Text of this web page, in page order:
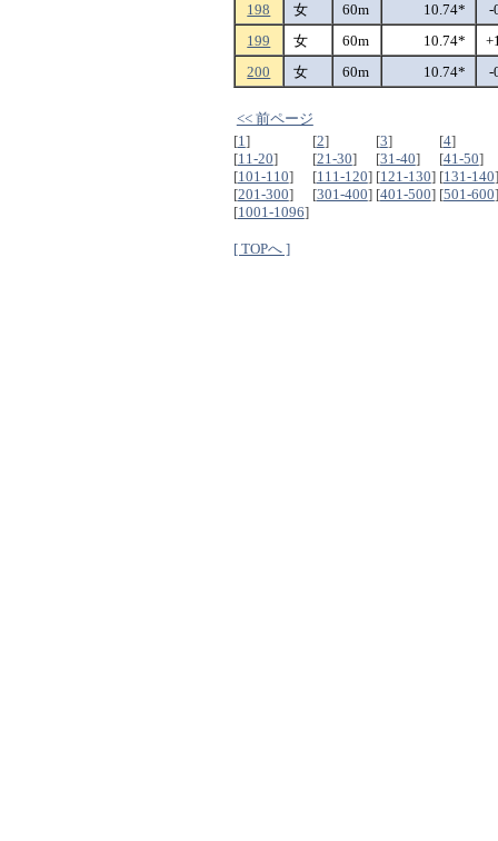
198
女 60m 10.74*
-
199
女 60m 10.74*
200
女 60m 10.74* -
<< 前ページ
[1] [2] [3] [4]
[11-20] [21-30] [31-40] [41-50]
[101-110] [111-120] [121-130] [131-140
[201-300] [301-400] [401-500] [501-600
[1001-1096]
[ TOPへ ]